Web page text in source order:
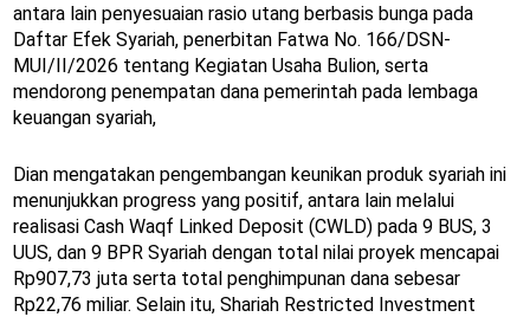
antara lain penyesuaian rasio utang berbasis bunga pada
Daftar Efek Syariah, penerbitan Fatwa No. 166/DSN-
MUI/II/2026 tentang Kegiatan Usaha Bulion, serta
mendorong penempatan dana pemerintah pada lembaga
keuangan syariah,
Dian mengatakan pengembangan keunikan produk syariah ini
menunjukkan progress yang positif, antara lain melalui
realisasi Cash Waqf Linked Deposit (CWLD) pada 9 BUS, 3
UUS, dan 9 BPR Syariah dengan total nilai proyek mencapai
Rp907,73 juta serta total penghimpunan dana sebesar
Rp22,76 miliar. Selain itu, Shariah Restricted Investment